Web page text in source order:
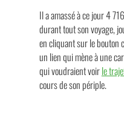
Il a amassé à ce jour 4
durant tout son voyage,
en cliquant sur le bouton
un lien qui mène à une
qui voudraient voirle
cours de son périple.